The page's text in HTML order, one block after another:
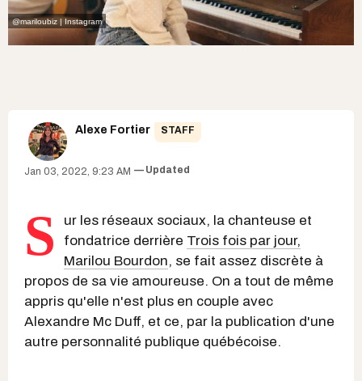
@mariloubiz | Instagram
Alexe Fortier STAFF
Jan 03, 2022, 9:23 AM Updated
S
ur les réseaux sociaux, la chanteuse et
fondatrice derrière Trois fois par jour,
Marilou Bourdon, se fait assez discrète à
propos de sa vie amoureuse. On a tout de même
appris qu'elle n'est plus en couple avec
Alexandre Mc Duff, et ce, par la publication d'une
autre personnalité publique québécoise.